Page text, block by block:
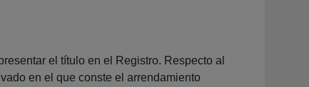
el título en el Registro. Respecto al
en el que conste el arrendamiento